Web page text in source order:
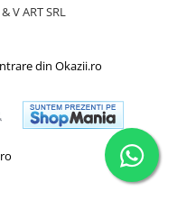
V ART SRL